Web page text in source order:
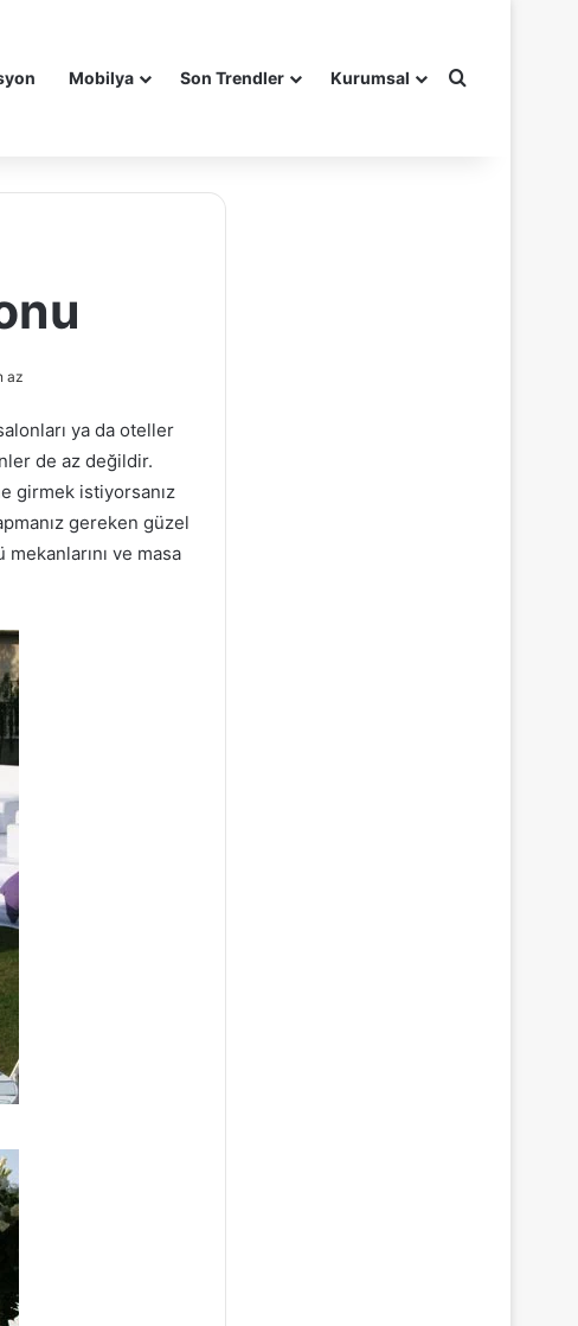
Mobilya Son Trendler Kurumsal Arama yap
az
ya da oteller
de az değildir.
girmek istiyorsanız
gereken güzel
ve masa